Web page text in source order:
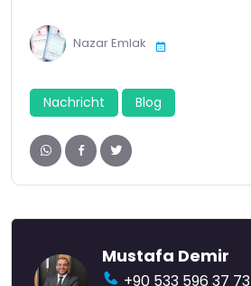
Nazar Emlak
Nachricht Blog
Mustafa Demir
+90 533 596 37 73